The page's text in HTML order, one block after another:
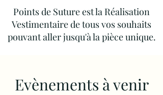
Points de Suture est la Réalisation
Vestimentaire de tous vos souhaits
pouvant aller jusqu'à la pièce unique.
Evènements à venir